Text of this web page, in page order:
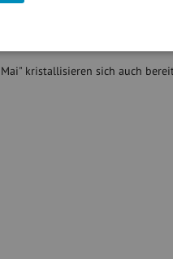
kristallisieren sich auch